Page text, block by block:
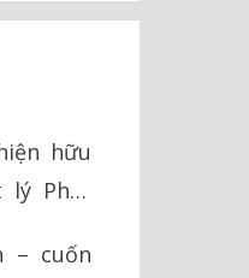
hữu
Phật
– cuốn